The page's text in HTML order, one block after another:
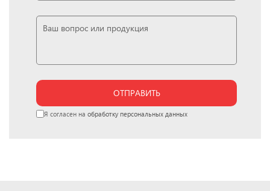
ОТПРАВИТЬ
Я согласен на обработку персональных данных